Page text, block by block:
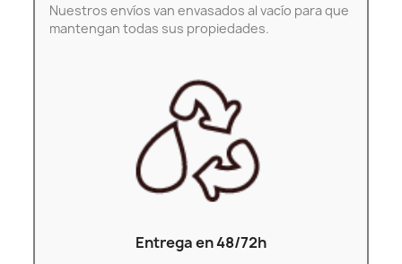
Nuestros envíos van envasados al vacío para que
mantengan todas sus propiedades.
Entrega en 48/72h